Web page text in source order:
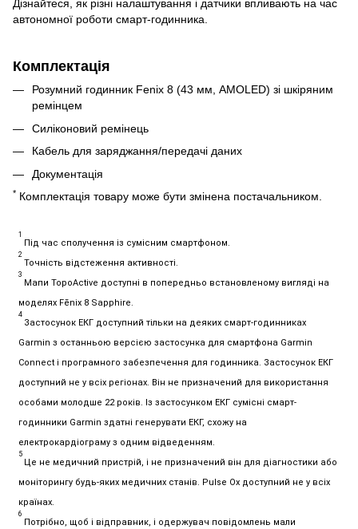
Дізнайтеся, як різні налаштування і датчики впливають на час
автономної роботи смарт-годинника.
Комплектація
Розумний годинник Fenix 8 (43 мм, AMOLED) зі шкіряним
ремінцем
Силіконовий ремінець
Кабель для заряджання/передачі даних
Документація
* Комплектація товару може бути змінена постачальником.
1
Під час сполучення із сумісним смартфоном.
2
Точність відстеження активності.
3
Мапи TopoActive доступні в попередньо встановленому вигляді на
моделях Fēnix 8 Sapphire.
4
Застосунок ЕКГ доступний тільки на деяких смарт-годинниках
Garmin з останньою версією застосунка для смартфона Garmin
Connect і програмного забезпечення для годинника. Застосунок ЕКГ
доступний не у всіх регіонах. Він не призначений для використання
особами молодше 22 років. Із застосунком ЕКГ сумісні смарт-
годинники Garmin здатні генерувати ЕКГ, схожу на
електрокардіограму з одним відведенням.
5
Це не медичний пристрій, і не призначений він для діагностики або
моніторингу будь-яких медичних станів. Pulse Ox доступний не у всіх
країнах.
6
Потрібно, щоб і відправник, і одержувач повідомлень мали